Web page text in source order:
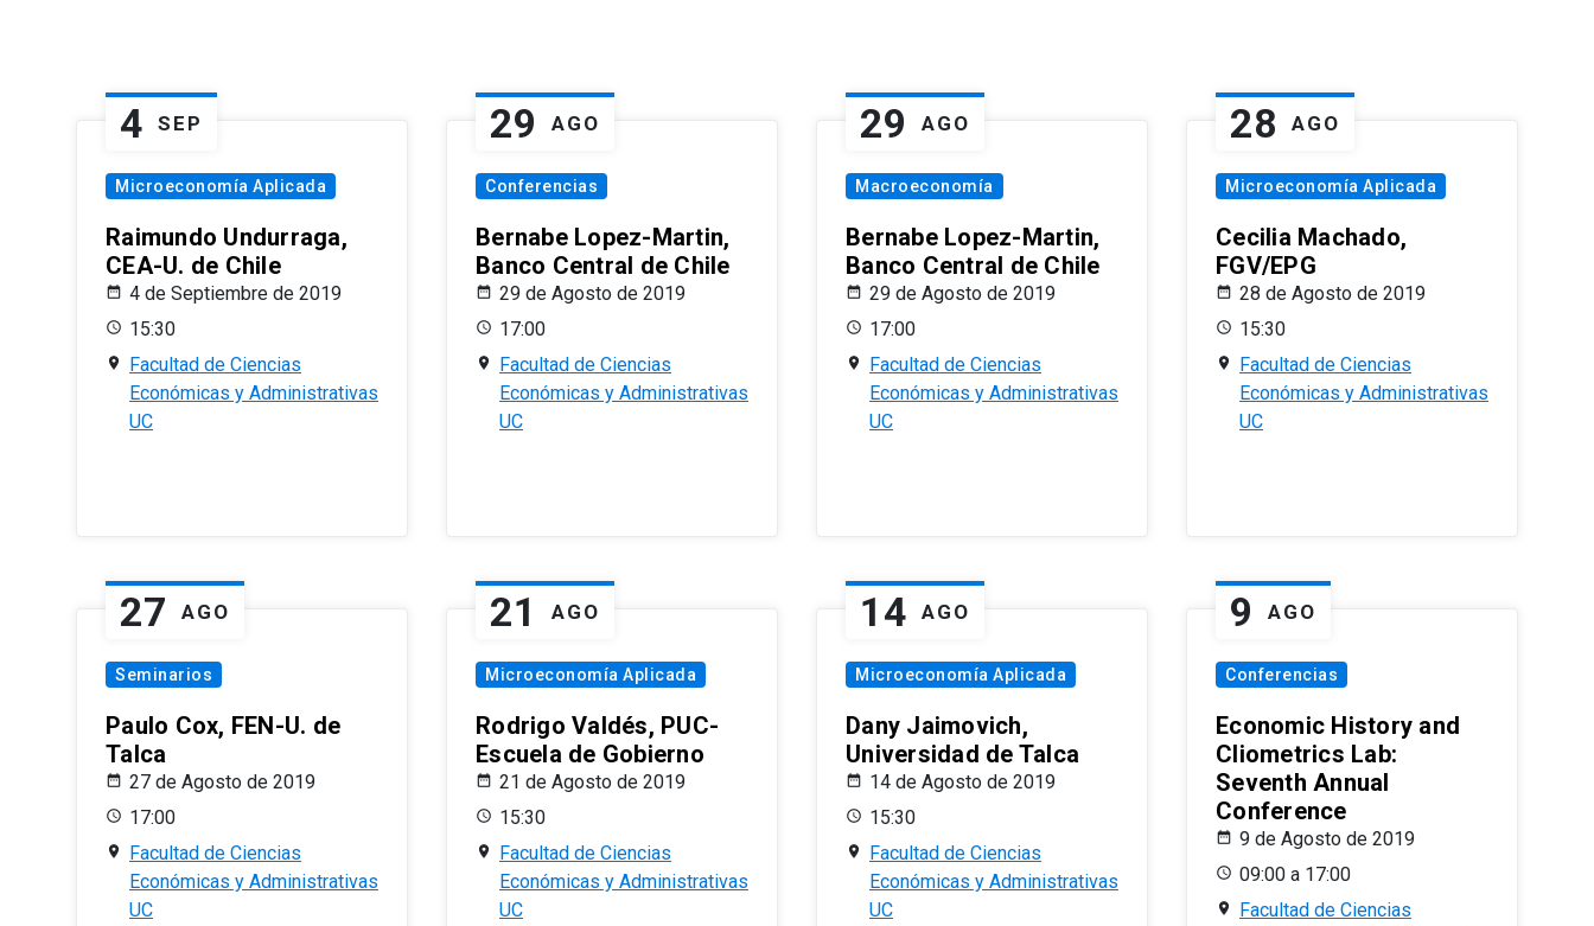
4 SEP
Microeconomía Aplicada
Raimundo Undurraga,
CEA-U. de Chile
4 de Septiembre de 2019
15:30
Facultad de Ciencias
Económicas y Administrativas
UC
29 AGO
Conferencias
Bernabe Lopez-Martin,
Banco Central de Chile
29 de Agosto de 2019
17:00
Facultad de Ciencias
Económicas y Administrativas
UC
29 AGO
Macroeconomía
Bernabe Lopez-Martin,
Banco Central de Chile
29 de Agosto de 2019
17:00
Facultad de Ciencias
Económicas y Administrativas
UC
28 AGO
Microeconomía Aplicada
Cecilia Machado,
FGV/EPG
28 de Agosto de 2019
15:30
Facultad de Ciencias
Económicas y Administrativas
UC
27 AGO
Seminarios
Paulo Cox, FEN-U. de
Talca
27 de Agosto de 2019
17:00
Facultad de Ciencias
Económicas y Administrativas
UC
21 AGO
Microeconomía Aplicada
Rodrigo Valdés, PUC-
Escuela de Gobierno
21 de Agosto de 2019
15:30
Facultad de Ciencias
Económicas y Administrativas
UC
14 AGO
Microeconomía Aplicada
Dany Jaimovich,
Universidad de Talca
14 de Agosto de 2019
15:30
Facultad de Ciencias
Económicas y Administrativas
UC
9 AGO
Conferencias
Economic History and
Cliometrics Lab:
Seventh Annual
Conference
9 de Agosto de 2019
09:00 a 17:00
Facultad de Ciencias